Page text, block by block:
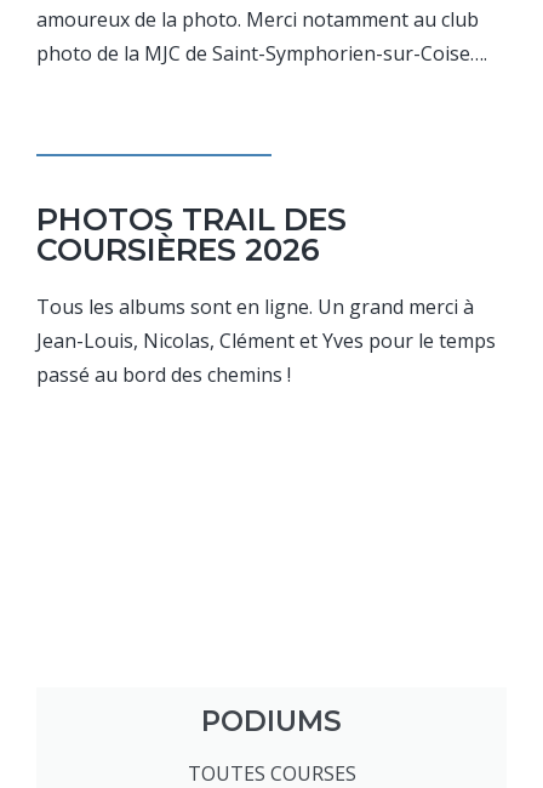
amoureux de la photo. Merci notamment au club
photo de la MJC de Saint-Symphorien-sur-Coise….
PHOTOS TRAIL DES
COURSIÈRES 2026
Tous les albums sont en ligne. Un grand merci à
Jean-Louis, Nicolas, Clément et Yves pour le temps
passé au bord des chemins !
PODIUMS
TOUTES COURSES